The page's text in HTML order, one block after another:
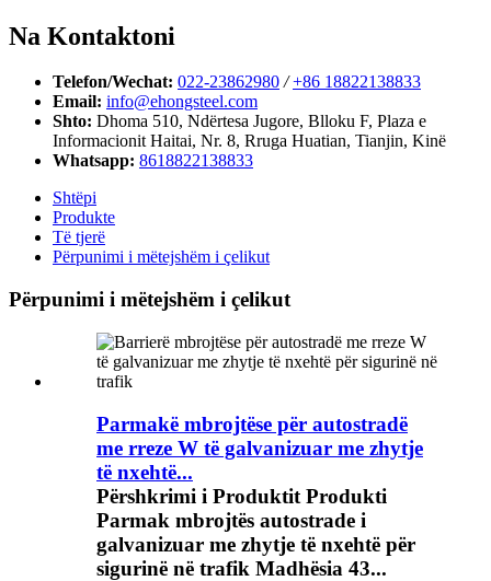
Na Kontaktoni
Telefon/Wechat: 022-23862980 / +86 18822138833
Email: info@ehongsteel.com
Shto: Dhoma 510, Ndërtesa Jugore, Blloku F, Plaza e
Informacionit Haitai, Nr. 8, Rruga Huatian, Tianjin, Kinë
Whatsapp: 8618822138833
Shtëpi
Produkte
Të tjerë
Përpunimi i mëtejshëm i çelikut
Përpunimi i mëtejshëm i çelikut
Parmakë mbrojtëse për autostradë
me rreze W të galvanizuar me zhytje
të nxehtë...
Përshkrimi i Produktit Produkti
Parmak mbrojtës autostrade i
galvanizuar me zhytje të nxehtë për
sigurinë në trafik Madhësia 43...